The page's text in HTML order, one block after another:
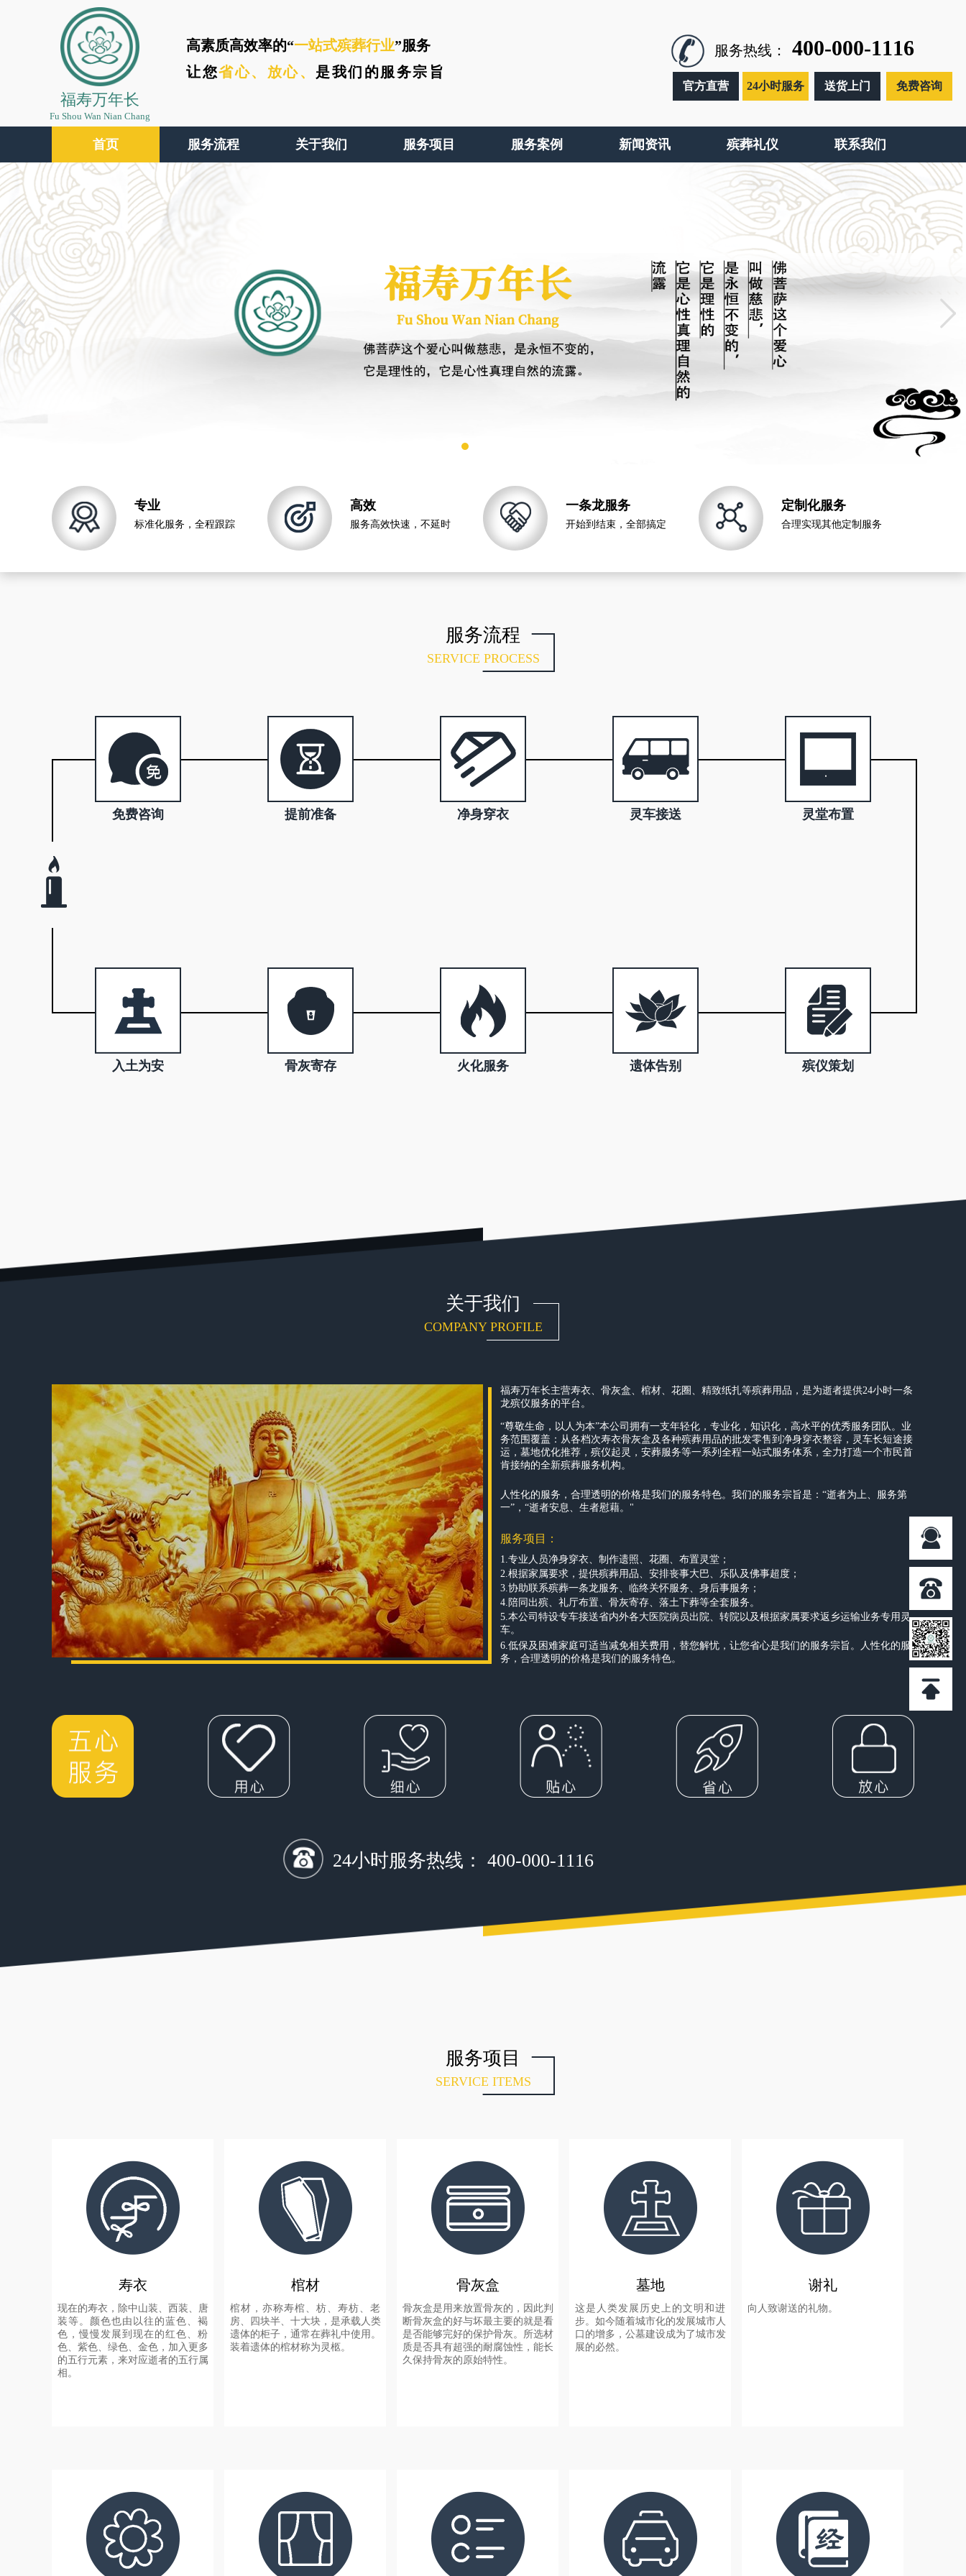
福寿万年长
Fu Shou Wan Nian Chang
高素质高效率的“一站式殡葬行业”服务
让您省心、 放心、 是我们的服务宗旨
服务热线： 400-000-1116
官方直营 24小时服务 送货上门 免费咨询
首页 服务流程 关于我们 服务项目 服务案例 新闻资讯 殡葬礼仪 联系我们
专业
标准化服务，全程跟踪
高效
服务高效快速，不延时
一条龙服务
开始到结束，全部搞定
定制化服务
合理实现其他定制服务
服务流程
SERVICE PROCESS
免费咨询 提前准备 净身穿衣 灵车接送 灵堂布置
入土为安 骨灰寄存 火化服务 遗体告别 殡仪策划
关于我们
COMPANY PROFILE
福寿万年长主营寿衣、骨灰盒、棺材、花圈、精致纸扎等殡葬用品，是为逝者提供24小时一条
龙殡仪服务的平台。
“尊敬生命，以人为本”本公司拥有一支年轻化，专业化，知识化，高水平的优秀服务团队。业
务范围覆盖：从各档次寿衣骨灰盒及各种殡葬用品的批发零售到净身穿衣整容，灵车长短途接
运，墓地优化推荐，殡仪起灵，安葬服务等一系列全程一站式服务体系，全力打造一个市民首
肯接纳的全新殡葬服务机构。
人性化的服务，合理透明的价格是我们的服务特色。我们的服务宗旨是：“逝者为上、服务第
一”，“逝者安息、生者慰藉。"
服务项目：
1.专业人员净身穿衣、制作遗照、花圈、布置灵堂；
2.根据家属要求，提供殡葬用品、安排丧事大巴、乐队及佛事超度；
3.协助联系殡葬一条龙服务、临终关怀服务、身后事服务；
4.陪同出殡、礼厅布置、骨灰寄存、落土下葬等全套服务。
5.本公司特设专车接送省内外各大医院病员出院、转院以及根据家属要求返乡运输业务专用灵
车。
6.低保及困难家庭可适当减免相关费用，替您解忧，让您省心是我们的服务宗旨。人性化的服
务，合理透明的价格是我们的服务特色。
24小时服务热线： 400-000-1116
服务项目
SERVICE ITEMS
寿衣
现在的寿衣，除中山装、西装、唐
装等。颜色也由以往的蓝色、褐
色，慢慢发展到现在的红色、粉
色、紫色、绿色、金色，加入更多
的五行元素，来对应逝者的五行属
相。
棺材
棺材，亦称寿棺、枋、寿枋、老
房、四块半、十大块，是承载人类
遗体的柜子，通常在葬礼中使用。
装着遗体的棺材称为灵柩。
骨灰盒
骨灰盒是用来放置骨灰的，因此判
断骨灰盒的好与坏最主要的就是看
是否能够完好的保护骨灰。所选材
质是否具有超强的耐腐蚀性，能长
久保持骨灰的原始特性。
墓地
这是人类发展历史上的文明和进
步。如今随着城市化的发展城市人
口的增多，公墓建设成为了城市发
展的必然。
谢礼
向人致谢送的礼物。